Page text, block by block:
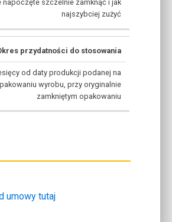
napoczęte szczelnie zamknąć i jak
najszybciej zużyć
przydatności do stosowania
od daty produkcji podanej na
wyrobu, przy oryginalnie
zamkniętym opakowaniu
umowy tutaj